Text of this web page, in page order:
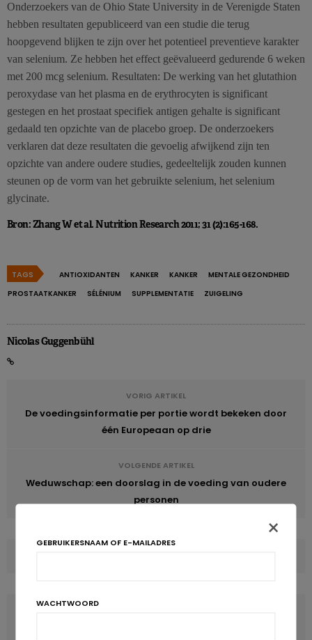
Onderzoekers van de Ohio State University in de Verenigde Staten
hebben resultaten gepubliceerd van een studie die terug
hoopgevend blijken te zijn over het potentieel preventieve karakter
van selenium. Ze hebben het effect geëvalueerd gedurende 6 weken
met 200 mcg selenium. Resultaten: De werking van het glutathion
peroxydase van het plasma en de erythrocyten is significant
gestegen en het prostaat specifiek antigen gehalte is significant
gedaald ten opzichte van de placebo groep. De onderzoekers
verklaren dat deze resultaten die gevoelig afwijkend zijn ten
opzichte van andere oudere studies, gedeeltelijk zouden kunnen
steunen op de vorm van het gebruikte selenium, het selenium
glycinate.
Bron: Zhang W et al. Nutrition Research 2011; 31 (2):165-168.
TAGS ANTIOXIDANTEN KANKER KANKER
MENTALE GEZONDHEID
PROSTAATKANKER
SÉLÉNIUM SUPPLEMENTATIE ZUIGELING
Nicolas Guggenbühl
VORIG ARTIKEL
De voedingsinformatie per portie wordt bekeken door
één Europeaan op drie
VOLGENDE ARTIKEL
Weduwschap: een doorslag in de voeding van oudere
personen
×
GEBRUIKERSNAAM OF E-MAILADRES
WACHTWOORD